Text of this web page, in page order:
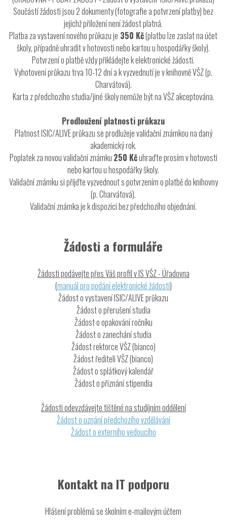
Součástí žádosti jsou 2 dokumenty (fotografie a potvrzení platby) bez
jejichž přiložení není žádost platná.
Platba za vystavení nového průkazu je 350 Kč(platbu lze zaslat na účet
školy, případně uhradit v hotovosti nebo kartou u hospodářky školy).
Potvrzení o platbě vždy přikládejte k elektronické žádosti.
Vyhotovení průkazu trva 10-12 dní a k vyzvednutí je v knihovně VŠZ (p.
Charvátová).
Karta z předchozího studia/jiné školy nemůže být na VŠZ akceptována.
Prodloužení platnosti průkazu
Platnost ISIC/ALIVE průkazu se prodlužeje validační známkou na daný
akademický rok.
Poplatek za novou validační známku 250 Kčuhraďte prosím v hotovosti
nebo kartou u hospodářky školy.
Validační známku si přijďte vyzvednout s potvrzením o platbě do knihovny
(p. Charvátová).
Validační známka je k dispozici bez předchozího objednání.
Žádosti a formuláře
Žádosti podávejte přes Váš profil v IS VŠZ - Úřadovna
(manuál pro podání elektronické žádosti)
Žádost o vystavení ISIC/ALIVE průkazu
Žádost o přerušení studia
Žádost o opakování ročníku
Žádost o zanechání studia
Žádost rektorce VŠZ (bianco)
Žádost řediteli VŠZ (bianco)
Žádost o splátkový kalendář
Žádost o přiznání stipendia
Žádosti odevzdávejte tištěné na studijním oddělení
Žádost o uznání předchozího vzdělávání
Žádost o externího vedoucího
Kontakt na IT podporu
Hlášení problémů se školním e-mailovým účtem